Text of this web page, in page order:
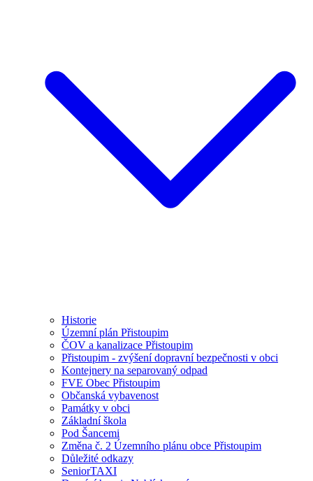
Historie
Územní plán Přistoupim
ČOV a kanalizace Přistoupim
Přistoupim - zvýšení dopravní bezpečnosti v obci
Kontejnery na separovaný odpad
FVE Obec Přistoupim
Občanská vybavenost
Památky v obci
Základní škola
Pod Šancemi
Změna č. 2 Územního plánu obce Přistoupim
Důležité odkazy
SeniorTAXI